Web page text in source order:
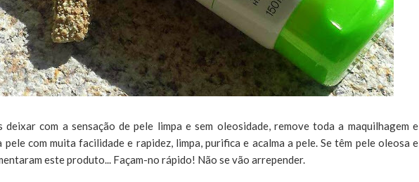
deixar com a sensação de pele limpa e sem oleosidade, remove toda a maquilhagem e
pele com muita facilidade e rapidez, limpa, purifica e acalma a pele. Se têm pele oleosa e
este produto... Façam-no rápido! Não se vão arrepender.